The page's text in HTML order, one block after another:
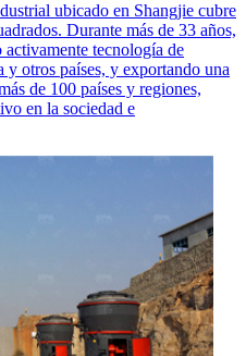
ubicado en Shangjie cubre
Durante más de 33 años,
tecnología de
otros países, y exportando una
de 100 países y regiones,
en la sociedad e